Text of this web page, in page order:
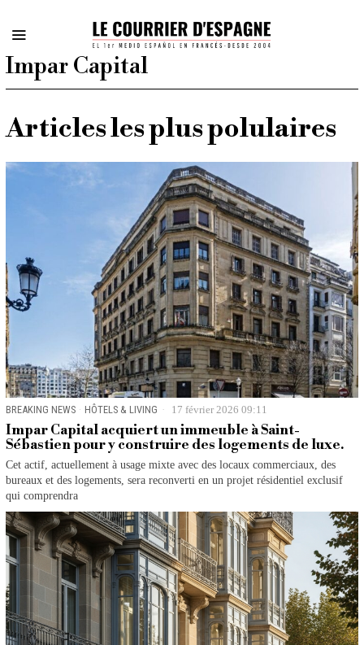
Impar Capital
Articles les plus polulaires
BREAKING NEWS · HÔTELS & LIVING 17 février 2026 09:11
Impar Capital acquiert un immeuble à Saint-
Sébastien pour y construire des logements de luxe.
Cet actif, actuellement à usage mixte avec des locaux commerciaux, des
bureaux et des logements, sera reconverti en un projet résidentiel exclusif
qui comprendra